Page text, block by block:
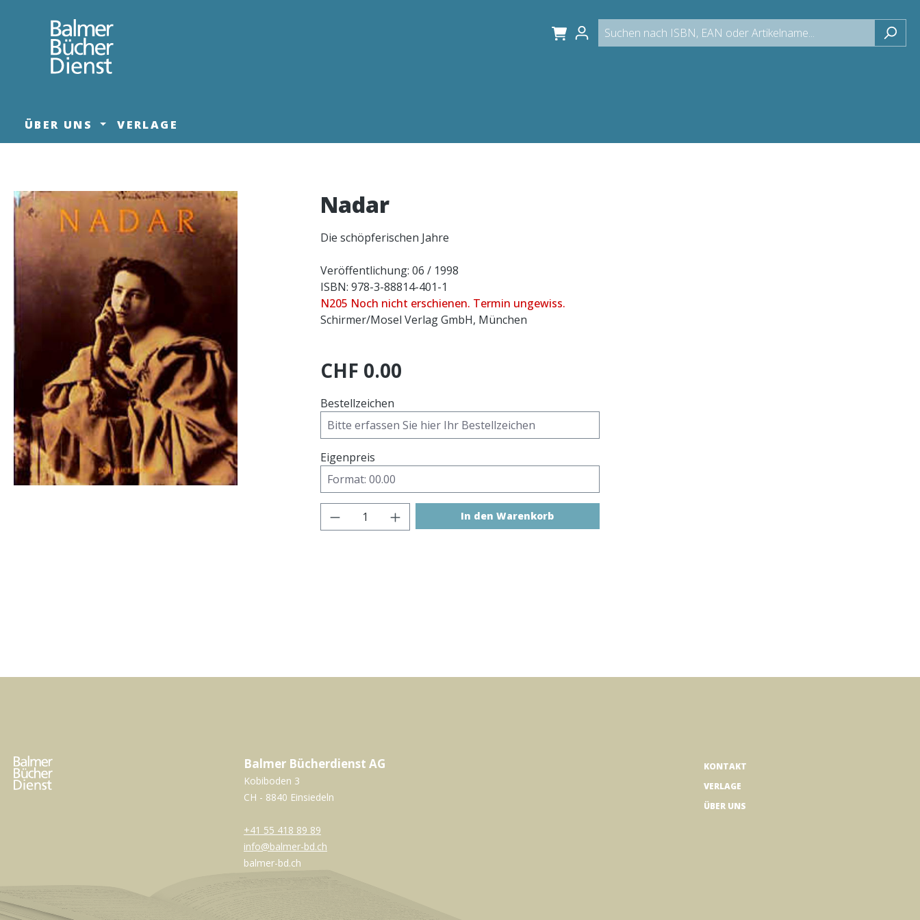
Zur Hauptnavigation springen
ÜBER UNS VERLAGE
Bildergalerie überspringen Nadar
Die schöpferischen Jahre
Veröffentlichung: 06 / 1998
ISBN: 978-3-88814-401-1
N205 Noch nicht erschienen. Termin ungewiss.
Schirmer/Mosel Verlag GmbH, München
CHF 0.00
Bestellzeichen
Eigenpreis
Produkt Anzahl: Gib den gewünschten Wert ein oder benutze die
In den Warenkorb
Balmer Bücherdienst AG
Kobiboden 3
CH - 8840 Einsiedeln
+41 55 418 89 89
info@balmer-bd.ch
balmer-bd.ch
KONTAKT
VERLAGE
ÜBER UNS